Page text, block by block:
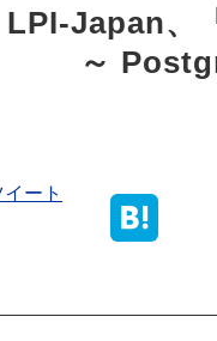
～
イート